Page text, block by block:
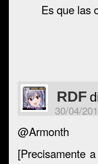
Es que las
RDF
30/04/
@Armonth
[Precisamente